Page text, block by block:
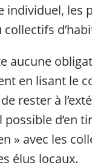
individuel, les
aucune
en lisant le
rester à
d’en
» avec les
élus locaux.